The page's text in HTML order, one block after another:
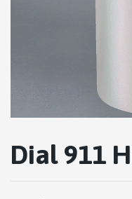
Dial 911